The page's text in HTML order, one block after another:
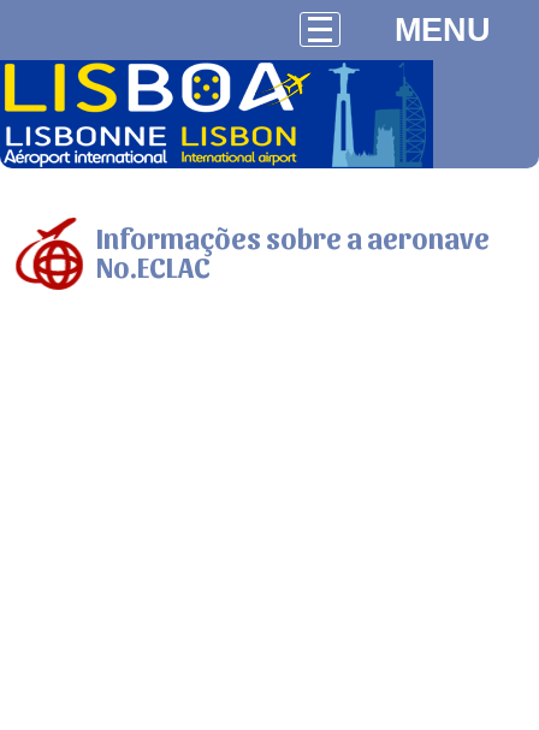
MENU
Informações sobre a aeronave
No.ECLAC